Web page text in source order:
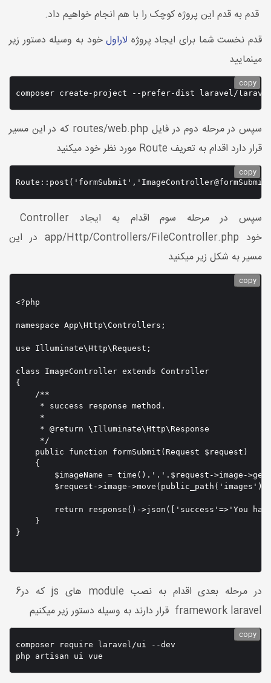
قدم به قدم این پروژه کوچک را با هم انجام خواهیم داد.
قدم نخست شما برای ایجاد پروژه لاراولخود به وسیله دستور زیر
مینمایید
composer create-project --prefer-dist laravel/
copy
سپس در مرحله دوم در فایل routes/web.php که در این مسیر
قرار دارد اقدام به تعریف Route مورد نظر خود میکنید
copy
خود app/Http/Controllers/FileController.php در این
مسیر به شکل زیر میکنید
<?php
namespace App\Http\Controllers;
use Illuminate\Http\Request;
class ImageController extends Controller
{
    /**
     * success response method.
     *
     * @return \Illuminate\Http\Response
     */
    public function formSubmit(Request $request)
    {
$request->image->move(public_path('images'),
    }
}
copy
framework laravel قرار دارند به وسیله دستور زیر میکنیم
composer require laravel/ui --dev
php artisan ui vue
copy